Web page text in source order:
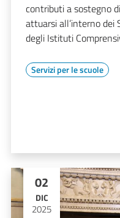
contributi a sostegno
attuarsi all’interno dei
degli Istituti
Servizi per le scuole
02
DIC
2025